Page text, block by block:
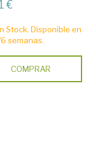
€
Stock. Disponible en
semanas.
COMPRAR